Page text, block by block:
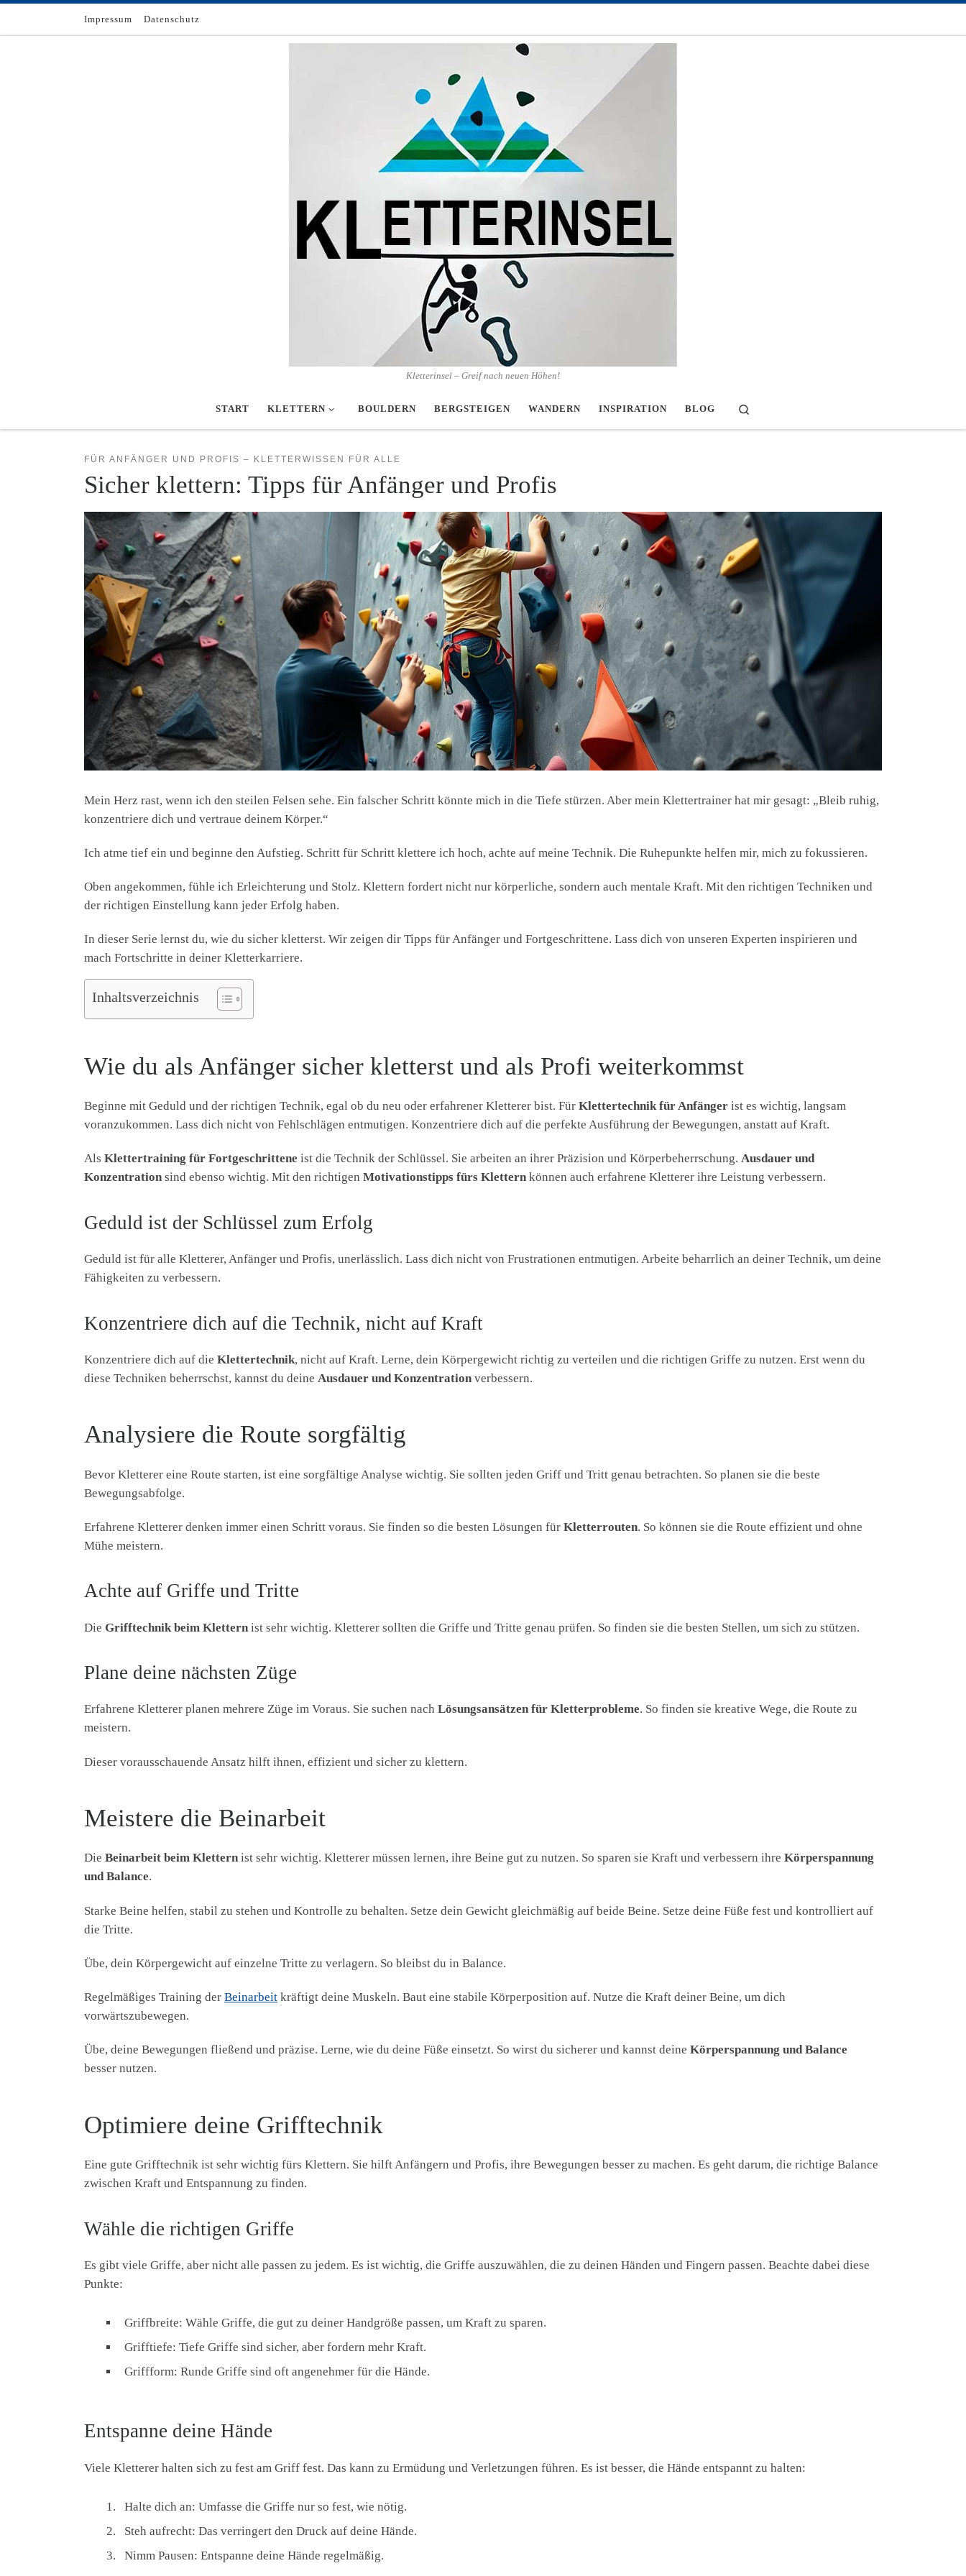
Zum Inhalt springenImpressum Datenschutz
Kletterinsel – Greif nach neuen Höhen!
START KLETTERN BOULDERN BERGSTEIGEN WANDERN INSPIRATION BLOG
FÜR ANFÄNGER UND PROFIS – KLETTERWISSEN FÜR ALLE
Sicher klettern: Tipps für Anfänger und Profis
Mein Herz rast, wenn ich den steilen Felsen sehe. Ein falscher Schritt könnte mich in die Tiefe stürzen. Aber mein Klettertrainer hat mir gesagt: „Bleib ruhig,
konzentriere dich und vertraue deinem Körper.“
Ich atme tief ein und beginne den Aufstieg. Schritt für Schritt klettere ich hoch, achte auf meine Technik. Die Ruhepunkte helfen mir, mich zu fokussieren.
Oben angekommen, fühle ich Erleichterung und Stolz. Klettern fordert nicht nur körperliche, sondern auch mentale Kraft. Mit den richtigen Techniken und
der richtigen Einstellung kann jeder Erfolg haben.
In dieser Serie lernst du, wie du sicher kletterst. Wir zeigen dir Tipps für Anfänger und Fortgeschrittene. Lass dich von unseren Experten inspirieren und
mach Fortschritte in deiner Kletterkarriere.
Inhaltsverzeichnis
Wie du als Anfänger sicher kletterst und als Profi weiterkommst
Beginne mit Geduld und der richtigen Technik, egal ob du neu oder erfahrener Kletterer bist. Für Klettertechnik für Anfänger ist es wichtig, langsam
voranzukommen. Lass dich nicht von Fehlschlägen entmutigen. Konzentriere dich auf die perfekte Ausführung der Bewegungen, anstatt auf Kraft.
Als Klettertraining für Fortgeschrittene ist die Technik der Schlüssel. Sie arbeiten an ihrer Präzision und Körperbeherrschung. Ausdauer und
Konzentration sind ebenso wichtig. Mit den richtigen Motivationstipps fürs Klettern können auch erfahrene Kletterer ihre Leistung verbessern.
Geduld ist der Schlüssel zum Erfolg
Geduld ist für alle Kletterer, Anfänger und Profis, unerlässlich. Lass dich nicht von Frustrationen entmutigen. Arbeite beharrlich an deiner Technik, um deine
Fähigkeiten zu verbessern.
Konzentriere dich auf die Technik, nicht auf Kraft
Konzentriere dich auf die Klettertechnik, nicht auf Kraft. Lerne, dein Körpergewicht richtig zu verteilen und die richtigen Griffe zu nutzen. Erst wenn du
diese Techniken beherrschst, kannst du deine Ausdauer und Konzentration verbessern.
Analysiere die Route sorgfältig
Bevor Kletterer eine Route starten, ist eine sorgfältige Analyse wichtig. Sie sollten jeden Griff und Tritt genau betrachten. So planen sie die beste
Bewegungsabfolge.
Erfahrene Kletterer denken immer einen Schritt voraus. Sie finden so die besten Lösungen für Kletterrouten. So können sie die Route effizient und ohne
Mühe meistern.
Achte auf Griffe und Tritte
Die Grifftechnik beim Klettern ist sehr wichtig. Kletterer sollten die Griffe und Tritte genau prüfen. So finden sie die besten Stellen, um sich zu stützen.
Plane deine nächsten Züge
Erfahrene Kletterer planen mehrere Züge im Voraus. Sie suchen nach Lösungsansätzen für Kletterprobleme. So finden sie kreative Wege, die Route zu
meistern.
Dieser vorausschauende Ansatz hilft ihnen, effizient und sicher zu klettern.
Meistere die Beinarbeit
Die Beinarbeit beim Klettern ist sehr wichtig. Kletterer müssen lernen, ihre Beine gut zu nutzen. So sparen sie Kraft und verbessern ihre Körperspannung
und Balance.
Starke Beine helfen, stabil zu stehen und Kontrolle zu behalten. Setze dein Gewicht gleichmäßig auf beide Beine. Setze deine Füße fest und kontrolliert auf
die Tritte.
Übe, dein Körpergewicht auf einzelne Tritte zu verlagern. So bleibst du in Balance.
Regelmäßiges Training der Beinarbeit kräftigt deine Muskeln. Baut eine stabile Körperposition auf. Nutze die Kraft deiner Beine, um dich
vorwärtszubewegen.
Übe, deine Bewegungen fließend und präzise. Lerne, wie du deine Füße einsetzt. So wirst du sicherer und kannst deine Körperspannung und Balance
besser nutzen.
Optimiere deine Grifftechnik
Eine gute Grifftechnik ist sehr wichtig fürs Klettern. Sie hilft Anfängern und Profis, ihre Bewegungen besser zu machen. Es geht darum, die richtige Balance
zwischen Kraft und Entspannung zu finden.
Wähle die richtigen Griffe
Es gibt viele Griffe, aber nicht alle passen zu jedem. Es ist wichtig, die Griffe auszuwählen, die zu deinen Händen und Fingern passen. Beachte dabei diese
Punkte:
Griffbreite: Wähle Griffe, die gut zu deiner Handgröße passen, um Kraft zu sparen.
Grifftiefe: Tiefe Griffe sind sicher, aber fordern mehr Kraft.
Griffform: Runde Griffe sind oft angenehmer für die Hände.
Entspanne deine Hände
Viele Kletterer halten sich zu fest am Griff fest. Das kann zu Ermüdung und Verletzungen führen. Es ist besser, die Hände entspannt zu halten:
Halte dich an: Umfasse die Griffe nur so fest, wie nötig.
Steh aufrecht: Das verringert den Druck auf deine Hände.
Nimm Pausen: Entspanne deine Hände regelmäßig.